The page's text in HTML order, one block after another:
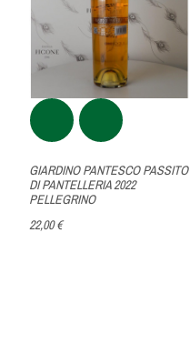
GIARDINO PANTESCO PASSITO
DI PANTELLERIA 2022
PELLEGRINO
22,00 €